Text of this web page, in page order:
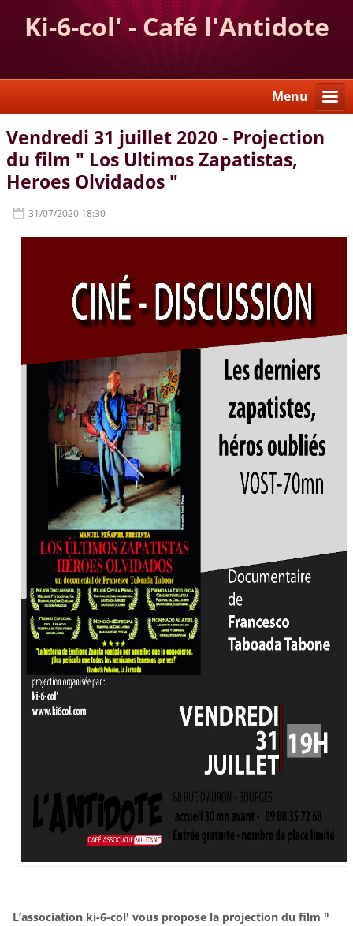
Ki-6-col' - Café l'Antidote
Menu
Vendredi 31 juillet 2020 - Projection
du film " Los Ultimos Zapatistas,
Heroes Olvidados "
31/07/2020 18:30
L’association ki-6-col' vous propose la projection du film "